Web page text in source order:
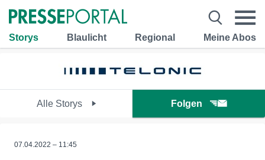
Storys Blaulicht Regional Meine Abos
Alle Storys Folgen
07.04.2022 – 11:45